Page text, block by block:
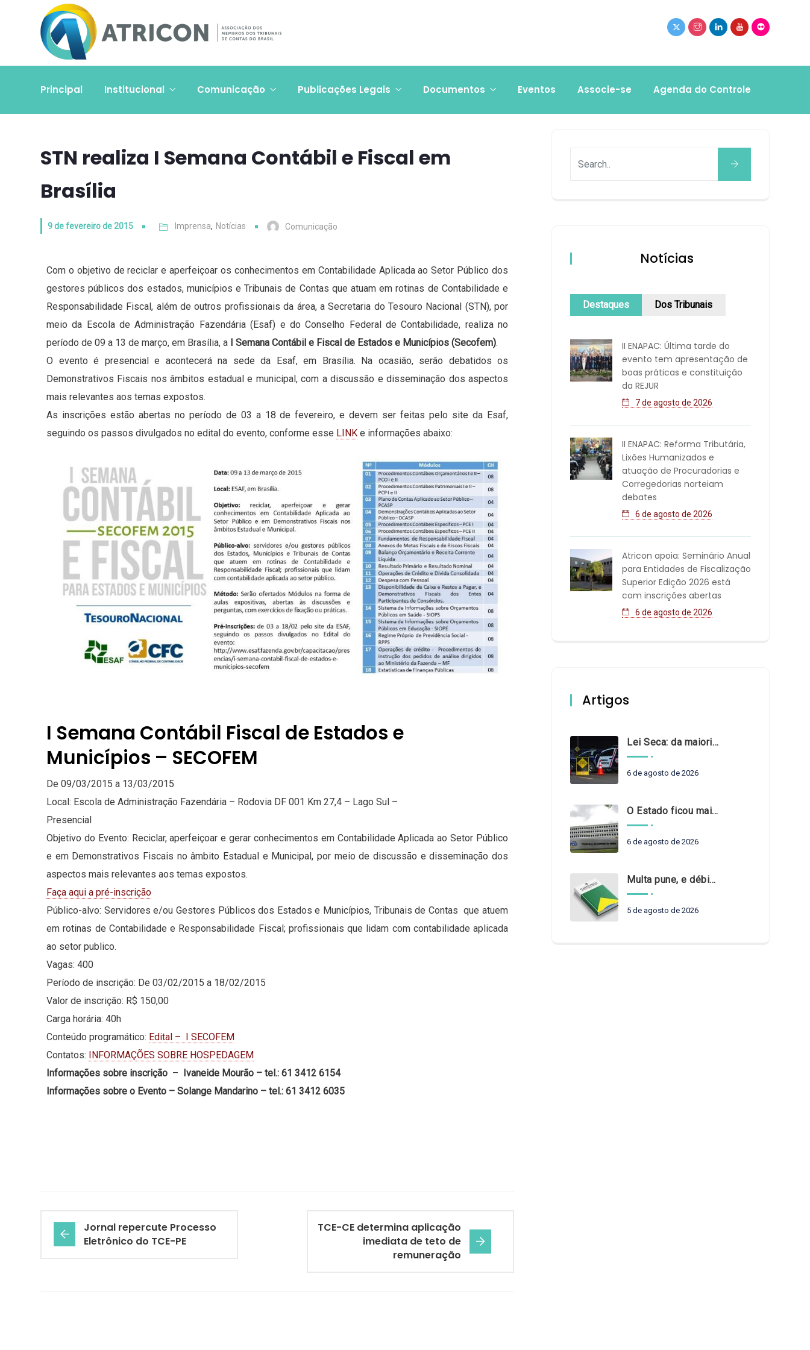
Principal Institucional Comunicação Publicações Legais Documentos Eventos Associe-se Agenda do Controle
STN realiza I Semana Contábil e Fiscal em
Brasília
9 de fevereiro de 2015 Imprensa, Notícias Comunicação
Com o objetivo de reciclar e aperfeiçoar os conhecimentos em Contabilidade Aplicada ao Setor Público dos
gestores públicos dos estados, municípios e Tribunais de Contas que atuam em rotinas de Contabilidade e
Responsabilidade Fiscal, além de outros profissionais da área, a Secretaria do Tesouro Nacional (STN), por
meio da Escola de Administração Fazendária (Esaf) e do Conselho Federal de Contabilidade, realiza no
período de 09 a 13 de março, em Brasília, a
I Semana Contábil e Fiscal de Estados e Municípios (Secofem).
O evento é presencial e acontecerá na sede da Esaf, em Brasília. Na ocasião, serão debatidos os
Demonstrativos Fiscais nos âmbitos estadual e municipal, com a discussão e disseminação dos aspectos
mais relevantes aos temas expostos.
As inscrições estão abertas no período de 03 a 18 de fevereiro, e devem ser feitas pelo site da Esaf,
seguindo os passos divulgados no edital do evento, conforme esse LINK e informações abaixo:
I Semana Contábil Fiscal de Estados e
Municípios – SECOFEM
De 09/03/2015 a 13/03/2015
Local: Escola de Administração Fazendária – Rodovia DF 001 Km 27,4 – Lago Sul –
Presencial
Objetivo do Evento: Reciclar, aperfeiçoar e gerar conhecimentos em Contabilidade Aplicada ao Setor Público
e em Demonstrativos Fiscais no âmbito Estadual e Municipal, por meio de discussão e disseminação dos
aspectos mais relevantes aos temas expostos.
Faça aqui a pré-inscrição
Público-alvo: Servidores e/ou Gestores Públicos dos Estados e Municípios, Tribunais de Contas que atuem
em rotinas de Contabilidade e Responsabilidade Fiscal; profissionais que lidam com contabilidade aplicada
ao setor publico.
Vagas: 400
Período de inscrição: De 03/02/2015 a 18/02/2015
Valor de inscrição: R$ 150,00
Carga horária: 40h
Conteúdo programático: Edital – I SECOFEM
Contatos:
INFORMAÇÕES SOBRE HOSPEDAGEM
Informações sobre inscrição –
Ivaneide Mourão – tel.: 61 3412 6154
Informações sobre o Evento – Solange Mandarino – tel.: 61 3412 6035
Jornal repercute Processo
Eletrônico do TCE-PE
TCE-CE determina aplicação
imediata de teto de
remuneração
Notícias
Destaques Dos Tribunais
II ENAPAC: Última tarde do
evento tem apresentação de
boas práticas e constituição
da REJUR
7 de agosto de 2026
II ENAPAC: Reforma Tributária,
Lixões Humanizados e
atuação de Procuradorias e
Corregedorias norteiam
debates
6 de agosto de 2026
Atricon apoia: Seminário Anual
para Entidades de Fiscalização
Superior Edição 2026 está
com inscrições abertas
6 de agosto de 2026
Artigos
Lei Seca: da maioridade à maturidade
6 de agosto de 2026
O Estado ficou mais complexo. O controle precisa acompanhar
6 de agosto de 2026
Multa pune, e débito recompõe. § 3º do art. 71 da Constituição: um problema de legística formal
5 de agosto de 2026